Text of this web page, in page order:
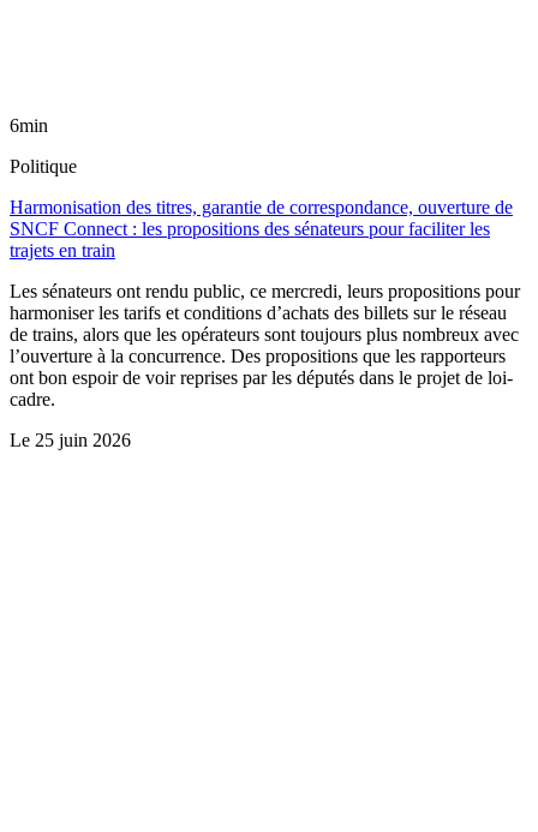
6min
Politique
Harmonisation des titres, garantie de correspondance, ouverture de
SNCF Connect : les propositions des sénateurs pour faciliter les
trajets en train
Les sénateurs ont rendu public, ce mercredi, leurs propositions pour
harmoniser les tarifs et conditions d’achats des billets sur le réseau
de trains, alors que les opérateurs sont toujours plus nombreux avec
l’ouverture à la concurrence. Des propositions que les rapporteurs
ont bon espoir de voir reprises par les députés dans le projet de loi-
cadre.
Le 25 juin 2026